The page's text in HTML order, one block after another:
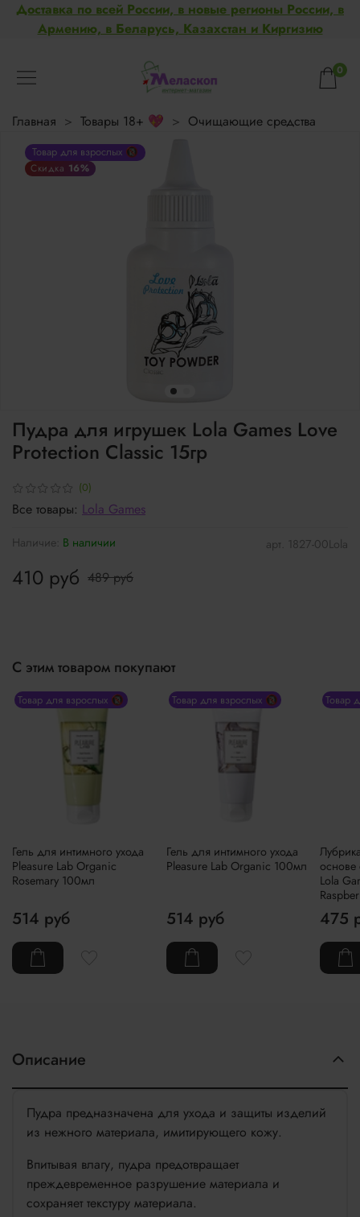
Доставка по всей России, в новые регионы России, в
Армению, в Беларусь, Казахстан и Киргизию
0
Главная Товары 18+ 💖 Очищающие средства
Товар для взрослых 🔞
16%
(0)
арт. 1827-00Lola
Наличие: В наличии
Пудра для игрушек Lola Games Love
Protection Classic 15гр
410 руб 489 руб
Все товары: Lola Games
С этим товаром покупают
Товар для взрослых 🔞
Гель для интимного ухода
Pleasure Lab Organic
Rosemary 100мл
514 руб
Товар для взрослых 🔞
Гель для интимного ухода
Pleasure Lab Organic 100мл
514 руб
Товар
Lola
475
Описание
Пудра предназначена для ухода и защиты изделий
из нежного материала, имитирующего кожу.
Впитывая влагу, пудра предотвращает
преждевременное разрушение материала и
сохраняет текстуру материала.